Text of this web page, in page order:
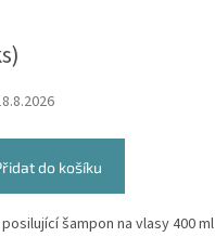
do košíku
šampon na vlasy 400 ml